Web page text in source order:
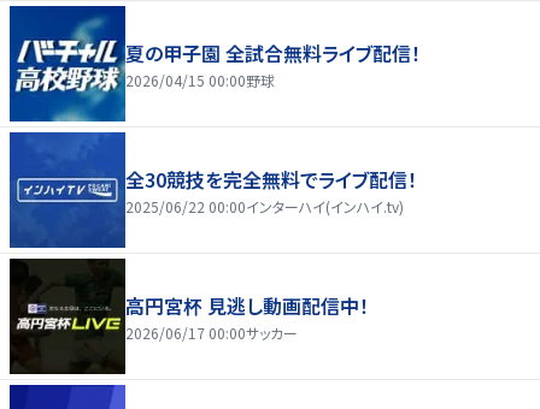
夏の甲子園 全試合無料ライブ配信！
2026/04/15 00:00野球
全30競技を完全無料でライブ配信！
2025/06/22 00:00インターハイ(インハイ.tv)
高円宮杯 見逃し動画配信中！
2026/06/17 00:00サッカー